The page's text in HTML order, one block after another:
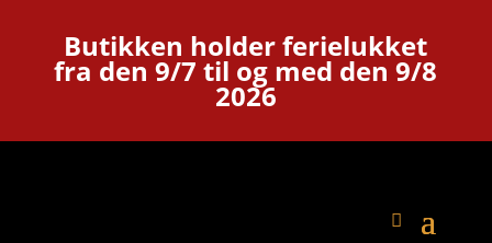
Butikken holder ferielukket
fra den 9/7 til og med den 9/8
2026